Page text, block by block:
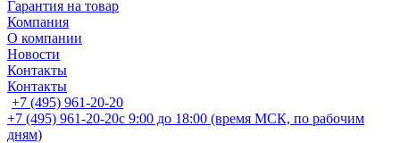
Гарантия на товар
Компания
О компании
Новости
Контакты
Контакты
+7 (495) 961-20-20
+7 (495) 961-20-20с 9:00 до 18:00 (время МСК, по рабочим
дням)